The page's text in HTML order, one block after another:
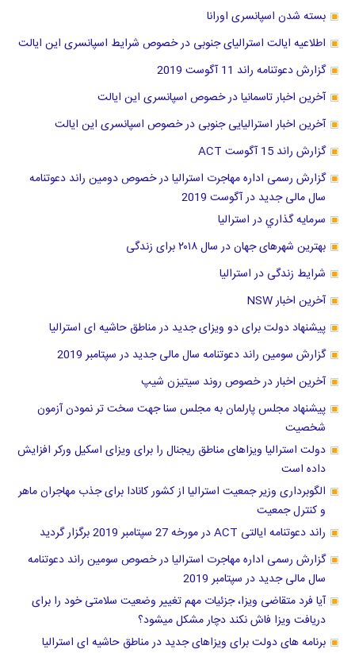
بسته شدن اسپانسری اورانا
اطلاعیه ایالت استرالیای جنوبی در خصوص شرایط اسپانسری این ایالت
گزارش دعوتنامه راند 11 آگوست 2019
آخرین اخبار تاسمانیا در خصوص اسپانسری این ایالت
آخرین اخبار استرالیایی جنوبی در خصوص اسپانسری این ایالت
گزارش راند 15 آگوست ACT
گزارش رسمی اداره مهاجرت استرالیا در خصوص دومین راند دعوتنامه
سال مالی جدید در آگوست 2019
سرمايه گذاري در استراليا
بهترین شهرهای جهان در سال ۲۰۱۸ برای زندگی
شرایط زندگی در استرالیا
آخرین اخبار NSW
پیشنهاد دولت برای دو ویزای جدید در مناطق حاشیه ای استرالیا
گزارش سومین راند دعوتنامه سال مالی جدید در سپتامبر 2019
آخرین اخبار در خصوص روند سیتیزن شیپ
پیشنهاد مجلس پارلمان به مجلس سنا جهت سخت تر نمودن آزمون
شخصیت
دولت استرالیا ویزاهای مناطق ریجنال را برای ویزای اسکیل ورکر افزایش
داده است
الگوبرداری وزیر جمعیت استرالیا از کشور کانادا برای جذب مهاجران ماهر
و کنترل جمعیت
راند دعوتنامه ایالتی ACT در مورخه 27 سپتامبر 2019 برگزار گردید
گزارش رسمی اداره مهاجرت استرالیا در خصوص سومین راند دعوتنامه
سال مالی جدید در سپتامبر 2019
آیا فرد متقاضی ویزا، جزئیات مهم تغییر وضعیت سلامتی خود را برای
دریافت ویزا فاش نکند دچار مشکل میشود؟
برنامه های دولت برای ویزاهای جدید در مناطق حاشیه ای استرالیا